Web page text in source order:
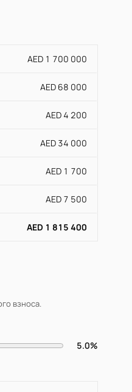
AED 1 700 000
AED 68 000
AED 4 200
AED 34 000
AED 1 700
AED 7 500
AED 1 815 400
взноса.
5.0%